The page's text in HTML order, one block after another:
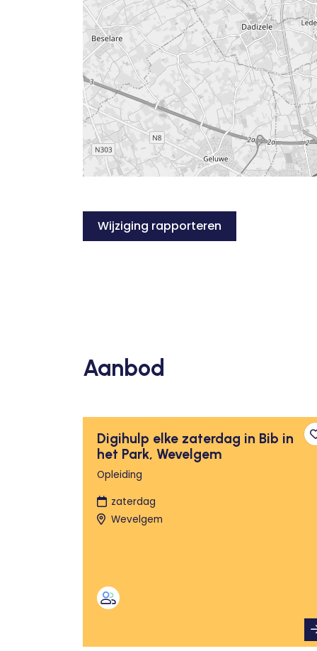
Wijziging rapporteren
Aanbod
Digihulp elke zaterdag in Bib in
het Park, Wevelgem
Opleiding
zaterdag
Wevelgem